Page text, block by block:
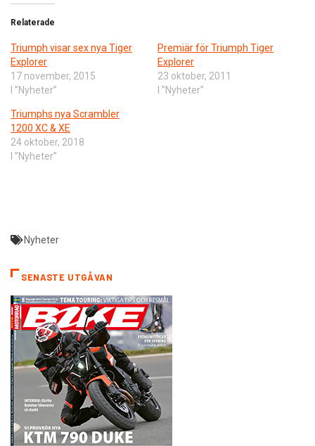
Relaterade
Triumph visar sex nya Tiger
Explorer
17 november, 2015
I ”Nyheter”
Premiär för Triumph Tiger
Explorer
23 oktober, 2011
I ”Nyheter”
Triumphs nya Scrambler
1200 XC & XE
24 oktober, 2018
I ”Nyheter”
Nyheter
SENASTE UTGÅVAN